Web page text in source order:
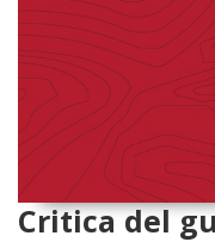
Critica del